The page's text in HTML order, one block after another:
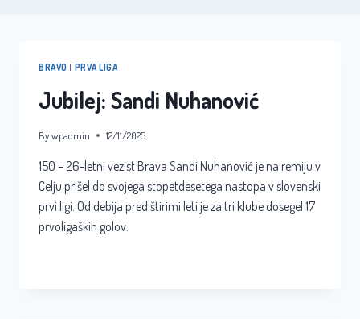
BRAVO | PRVA LIGA
Jubilej: Sandi Nuhanović
Bywpadmin 12/11/2025
150 – 26-letni vezist Brava Sandi Nuhanović je na remiju v
Celju prišel do svojega stopetdesetega nastopa v slovenski
prvi ligi. Od debija pred štirimi leti je za tri klube dosegel 17
prvoligaških golov.